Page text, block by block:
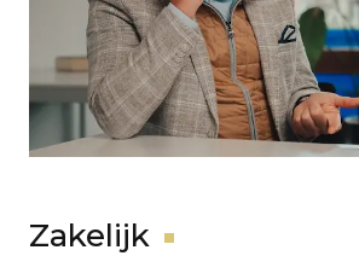
Zakelijk